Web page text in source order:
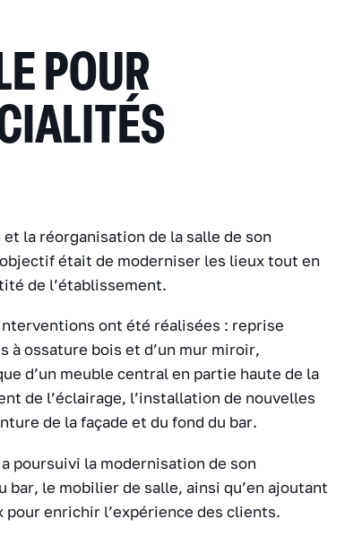
POUR
la réorganisation de la salle de son
était de moderniser les lieux tout en
de l’établissement.
ont été réalisées : reprise
ossature bois et d’un mur miroir,
d’un meuble central en partie haute de la
de l’éclairage, l’installation de nouvelles
de la façade et du fond du bar.
poursuivi la modernisation de son
le mobilier de salle, ainsi qu’en ajoutant
enrichir l’expérience des clients.